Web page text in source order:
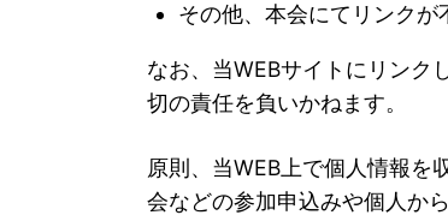
その他、本会にてリンクが
なお、当WEBサイトにリンク
切の責任を負いかねます。
原則、当WEB上で個人情報を
会などの参加申込みや個人か